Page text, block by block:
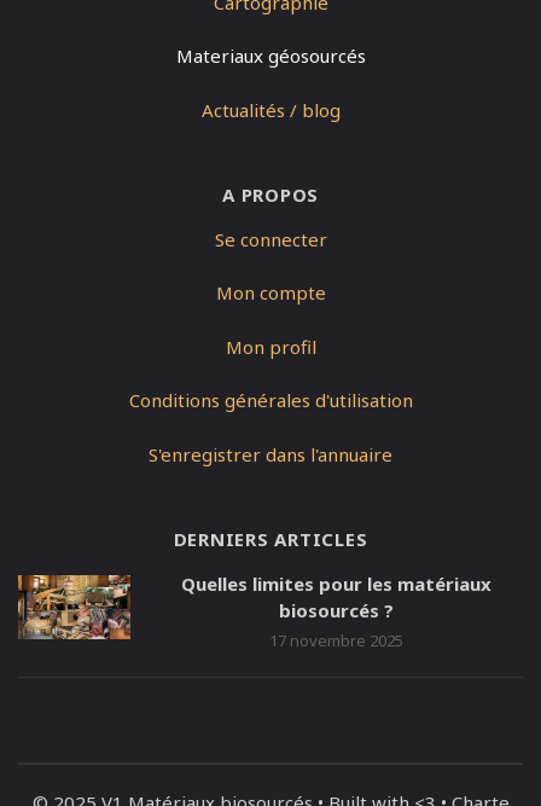
Materiaux géosourcés
Actualités / blog
A PROPOS
Se connecter
Mon compte
Mon profil
Conditions générales d'utilisation
S'enregistrer dans l'annuaire
DERNIERS ARTICLES
Quelles limites pour les matériaux
biosourcés ?
17 novembre 2025